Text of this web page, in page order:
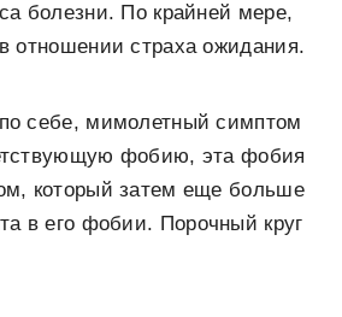
болезни. По крайней мере,
отношении страха ожидания.
себе, мимолетный симптом
фобию, эта фобия
который затем еще больше
в его фобии. Порочный круг